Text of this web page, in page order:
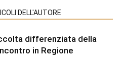
DELL'AUTORE
differenziata della
in Regione